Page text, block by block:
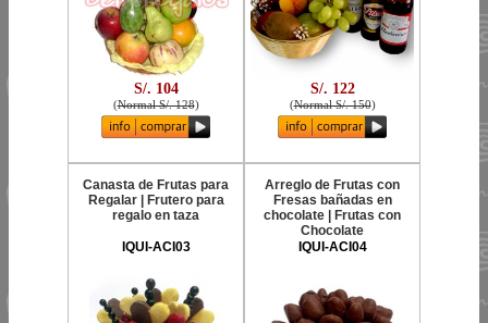
S/. 104
(Normal S/. 128)
S/. 122
(Normal S/. 150)
Canasta de Frutas para
Regalar | Frutero para
regalo en taza
IQUI-ACI03
Arreglo de Frutas con
Fresas bañadas en
chocolate | Frutas con
Chocolate
IQUI-ACI04